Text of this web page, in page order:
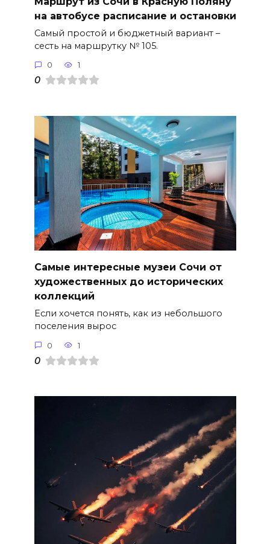
на автобусе расписание и остановки
Самый простой и бюджетный вариант –
сесть на маршрутку № 105.
0 1
0
Самые интересные музеи Сочи от
художественных до исторических
коллекций
Если хочется понять, как из небольшого
поселения вырос
0 1
0